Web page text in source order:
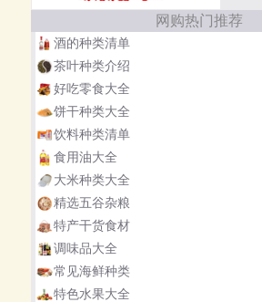
网购热门推荐
酒的种类清单
茶叶种类介绍
好吃零食大全
饼干种类大全
饮料种类清单
食用油大全
大米种类大全
精选五谷杂粮
特产干货食材
调味品大全
常见海鲜种类
特色水果大全